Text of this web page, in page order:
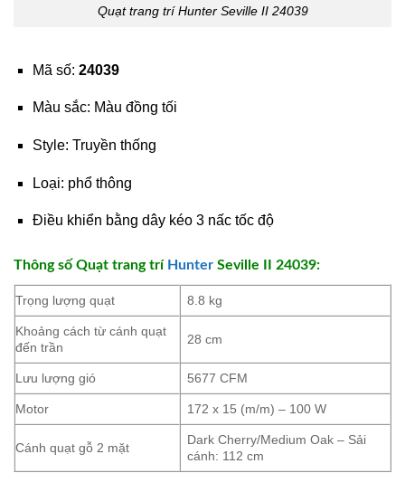
Quạt trang trí Hunter Seville II 24039
Mã số: 24039
Màu sắc: Màu đồng tối
Style: Truyền thống
Loại: phổ thông
Điều khiển bằng dây kéo 3 nấc tốc độ
Thông số Quạt trang trí Hunter Seville II 24039:
Trọng lượng quạt 8.8 kg
Khoảng cách từ cánh quạt
đến trần
28 cm
Lưu lượng gió 5677 CFM
Motor 172 x 15 (m/m) – 100 W
Cánh quạt gỗ 2 mặt
Dark Cherry/Medium Oak – Sải
cánh: 112 cm